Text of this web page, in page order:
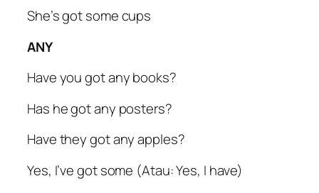
She’s got some cups
ANY
Have you got any books?
Has he got any posters?
Have they got any apples?
Yes, I’ve got some (Atau: Yes, I have)